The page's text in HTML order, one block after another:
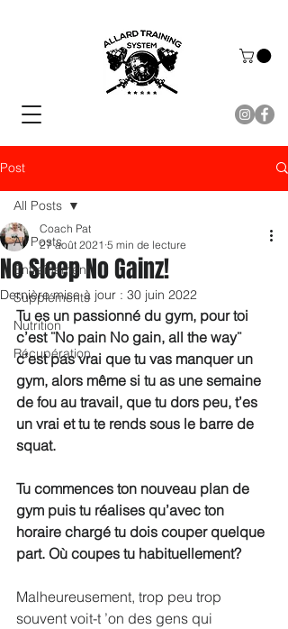
Post
All Posts
Entraînement
Suppléments
Nutrition
Récupération
All Posts
No Sleep No Gainz!
Coach Pat
27 août 2021 5 min de lecture
Dernière mise à jour : 30 juin 2022
Tu es un passionné du gym, pour toi
c’est ¨No pain No gain, all the way¨
c’est pas vrai que tu vas manquer un
gym, alors même si tu as une semaine
de fou au travail, que tu dors peu, t’es
un vrai et tu te rends sous le barre de
squat.
Tu commences ton nouveau plan de
gym puis tu réalises qu’avec ton
horaire chargé tu dois couper quelque
part. Où coupes tu habituellement?
Malheureusement, trop peu trop
souvent voit-t ’on des gens qui